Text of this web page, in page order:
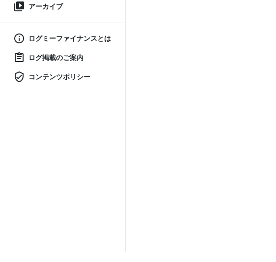
アーカイブ
ログミーファイナンスとは
ログ掲載のご案内
コンテンツポリシー